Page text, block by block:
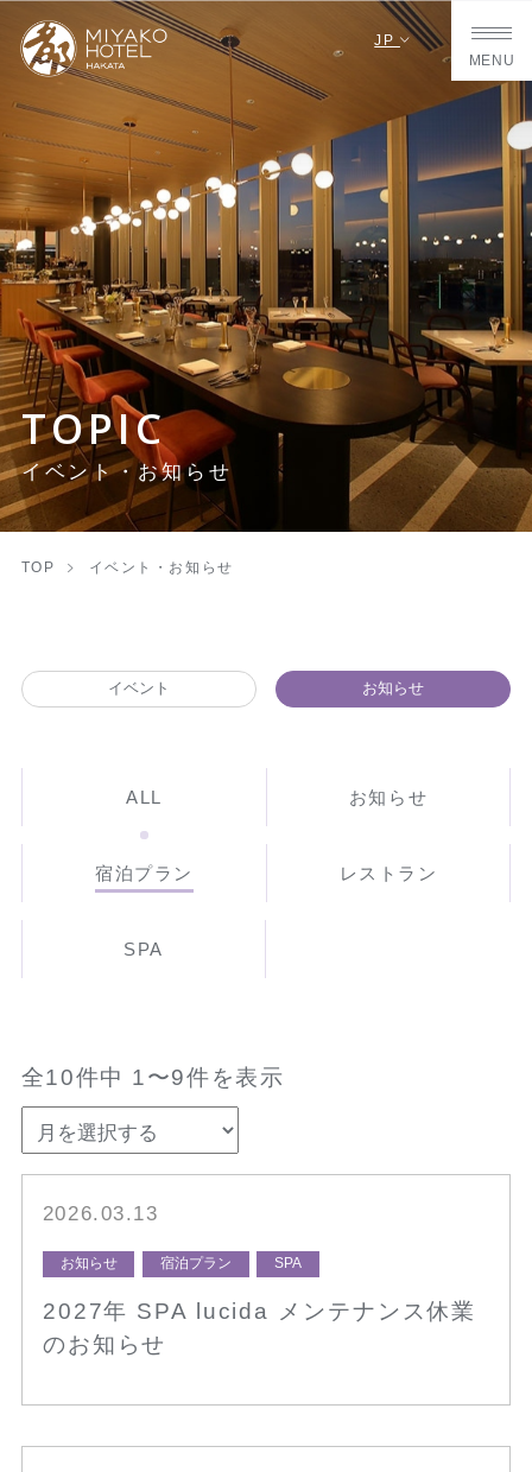
JP
MENU
TOPIC
イベント・お知らせ
TOP イベント・お知らせ
イベント お知らせ
ALL お知らせ
宿泊プラン レストラン
SPA
全10件中 1〜9件を表示
2026.03.13
お知らせ 宿泊プラン SPA
2027年 SPA lucida メンテナンス休業
のお知らせ